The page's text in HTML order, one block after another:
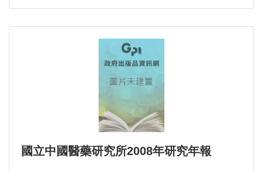
國立中國醫藥研究所2008年研究年報